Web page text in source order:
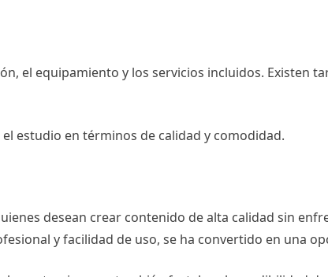
el equipamiento y los servicios incluidos. Existen
estudio en términos de calidad y comodidad.
desean crear contenido de alta calidad sin
y facilidad de uso, se ha convertido en una